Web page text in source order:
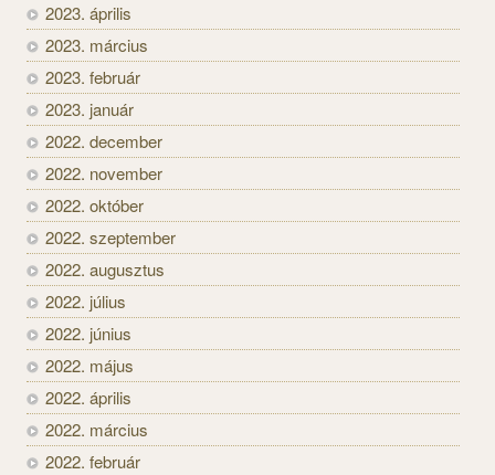
2023. április
2023. március
2023. február
2023. január
2022. december
2022. november
2022. október
2022. szeptember
2022. augusztus
2022. július
2022. június
2022. május
2022. április
2022. március
2022. február